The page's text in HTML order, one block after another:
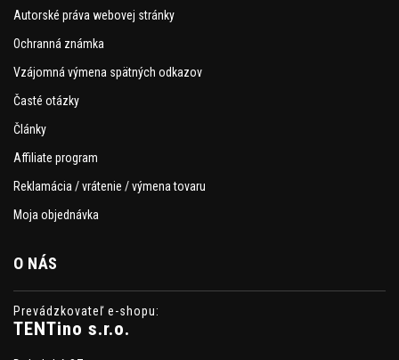
Autorské práva webovej stránky
Ochranná známka
Vzájomná výmena spätných odkazov
Časté otázky
Články
Affiliate program
Reklamácia / vrátenie / výmena tovaru
Moja objednávka
O NÁS
Prevádzkovateľ e-shopu:
TENTino s.r.o.